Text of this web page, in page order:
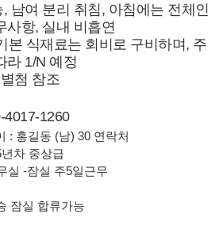
남여 분리 취침, 아침에는 전체인
사항, 실내 비흡연
본 식재료는 회비로 구비하며, 주
라 1/N 예정
첨 참조
4017-1260
: 홍길동 (남) 30 연락처
차 중상급
실 -잠실 주5일근무
잠실 합류가능